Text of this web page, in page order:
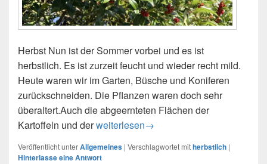
Herbst Nun ist der Sommer vorbei und es ist
herbstlich. Es ist zurzeit feucht und wieder recht mild.
Heute waren wir im Garten, Büsche und Koniferen
zurückschneiden. Die Pflanzen waren doch sehr
überaltert.Auch die abgeernteten Flächen der
Kartoffeln und derHerbst von der schönen Seite
weiterlesen→
Veröffentlicht unterAllgemeines | Verschlagwortet mitherbstlich |
Hinterlasse eine Antwort